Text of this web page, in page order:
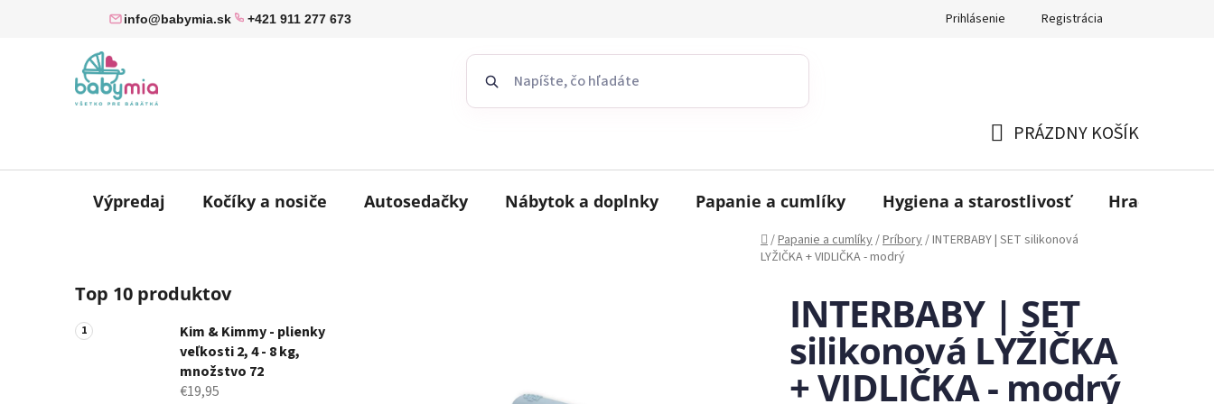
info@babymia.sk +421 911 277 673 Prihlásenie Registrácia
KOŠÍK
PRÁZDNY KOŠÍK
Výpredaj Kočíky a nosiče Autosedačky Nábytok a doplnky Papanie a cumlíky Hygiena a starostlivosť Hračky
Domov
/Papanie a cumlíky/Príbory/INTERBABY | SET silikonová
LYŽIČKA + VIDLIČKA - modrý
o
č
n
Top 10 produktov
Kim & Kimmy - plienky
veľkosti 2, 4 - 8 kg,
množstvo 72
€19,95
INTERBABY | SET
silikonová LYŽIČKA
+ VIDLIČKA - modrý